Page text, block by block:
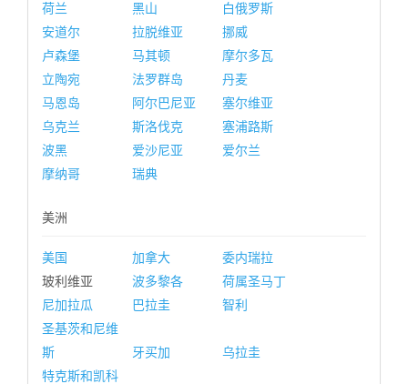
荷兰
黑山
白俄罗斯
安道尔
拉脱维亚
挪威
卢森堡
马其顿
摩尔多瓦
立陶宛
法罗群岛
丹麦
马恩岛
阿尔巴尼亚
塞尔维亚
乌克兰
斯洛伐克
塞浦路斯
波黑
爱沙尼亚
爱尔兰
摩纳哥
瑞典
美洲
美国 加拿大
委内瑞拉
玻利维亚
波多黎各
荷属圣马丁
尼加拉瓜
巴拉圭
智利
圣基茨和尼维
斯
牙买加
乌拉圭
特克斯和凯科